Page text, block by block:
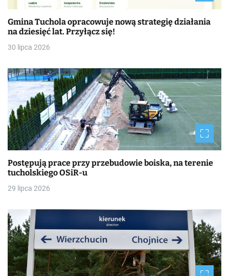
Gmina Tuchola opracowuje nową strategię działania
na dziesięć lat. Przyłącz się!
30 lipca 2026
Postępują prace przy przebudowie boiska, na terenie
tucholskiego OSiR-u
29 lipca 2026